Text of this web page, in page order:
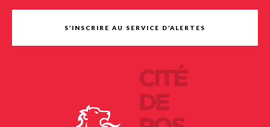
CITÉ
DE
S’INSCRIRE AU SERVICE D’ALERTES